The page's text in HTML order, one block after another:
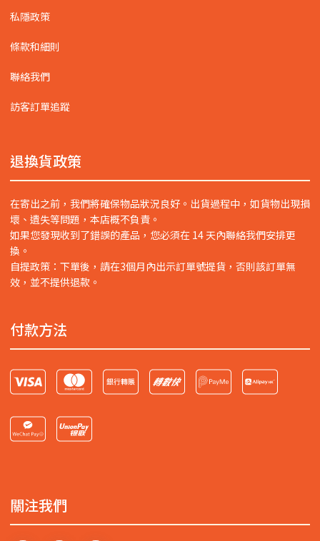
私隱政策
條款和細則
聯絡我們
訪客訂單追蹤
退換貨政策
在寄出之前，我們將確保物品狀況良好。出貨過程中，如貨物出現損
壞、遺失等問題，本店概不負責。
如果您發現收到了錯誤的產品，您必須在 14 天內聯絡我們安排更
換。
自提政策：下單後，請在3個月內出示訂單號提貨，否則該訂單無
效，並不提供退款。
付款方法
關注我們